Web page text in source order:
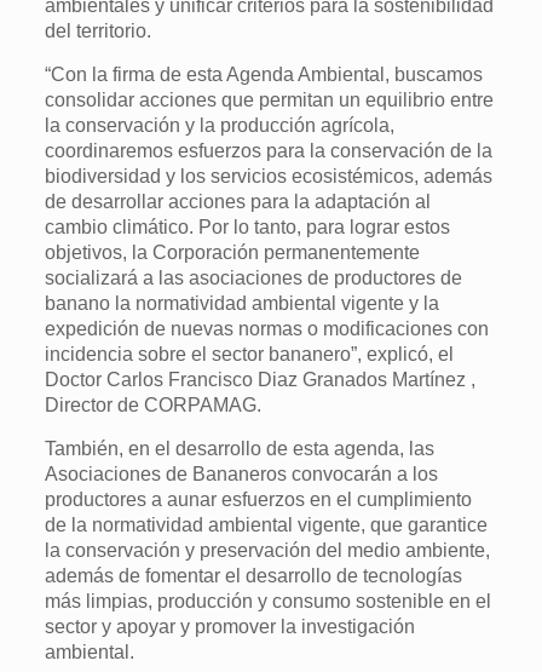
ambientales y unificar criterios para la sostenibilidad
del territorio.
“Con la firma de esta Agenda Ambiental, buscamos
consolidar acciones que permitan un equilibrio entre
la conservación y la producción agrícola,
coordinaremos esfuerzos para la conservación de la
biodiversidad y los servicios ecosistémicos, además
de desarrollar acciones para la adaptación al
cambio climático. Por lo tanto, para lograr estos
objetivos, la Corporación permanentemente
socializará a las asociaciones de productores de
banano la normatividad ambiental vigente y la
expedición de nuevas normas o modificaciones con
incidencia sobre el sector bananero”, explicó, el
Doctor Carlos Francisco Diaz Granados Martínez ,
Director de CORPAMAG.
También, en el desarrollo de esta agenda, las
Asociaciones de Bananeros convocarán a los
productores a aunar esfuerzos en el cumplimiento
de la normatividad ambiental vigente, que garantice
la conservación y preservación del medio ambiente,
además de fomentar el desarrollo de tecnologías
más limpias, producción y consumo sostenible en el
sector y apoyar y promover la investigación
ambiental.